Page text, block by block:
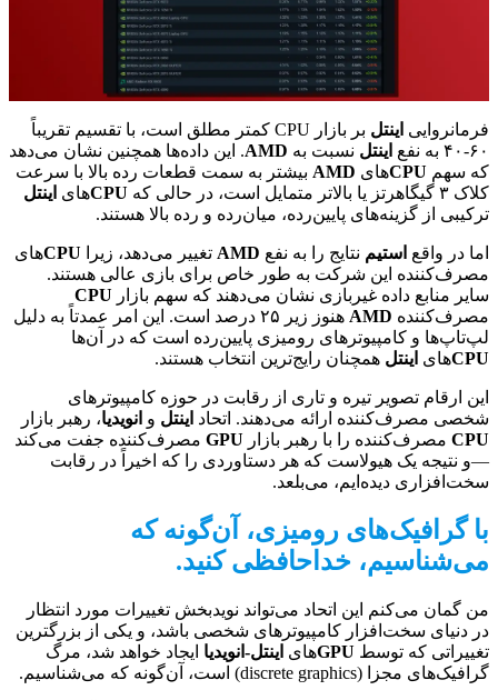
فرمانروایی اینتل
بر بازار CPU کمتر مطلق است، با تقسیم تقریباً
۶۰-۴۰ به نفع
اینتل نسبت به AMD. این داده‌ها همچنین نشان می‌دهد
که سهم CPUهای AMD بیشتر به سمت قطعات رده بالا با سرعت
کلاک ۳ گیگاهرتز یا بالاتر متمایل است، در حالی که
CPUهای اینتل
ترکیبی از گزینه‌های پایین‌رده، میان‌رده و رده بالا هستند.
اما در واقع استیم نتایج را به نفع AMD تغییر می‌دهد، زیرا CPUهای
مصرف‌کننده این شرکت به طور خاص برای بازی عالی هستند.
سایر منابع داده غیربازی نشان می‌دهند که سهم بازار CPU
مصرف‌کننده AMD
هنوز زیر ۲۵ درصد است. این امر عمدتاً به دلیل
لپ‌تاپ‌ها و کامپیوترهای رومیزی پایین‌رده است که در آن‌ها
CPUهای اینتل همچنان رایج‌ترین انتخاب هستند.
این ارقام تصویر تیره و تاری از رقابت در حوزه کامپیوترهای
شخصی مصرف‌کننده ارائه می‌دهند. اتحاد اینتل و انویدیا، رهبر بازار
CPU مصرف‌کننده را با رهبر بازار GPU مصرف‌کننده جفت می‌کند
—و نتیجه یک هیولاست که هر دستاوردی را که اخیراً در رقابت
سخت‌افزاری دیده‌ایم، می‌بلعد.
با گرافیک‌های رومیزی، آن‌گونه که
می‌شناسیم، خداحافظی کنید.
من گمان می‌کنم این اتحاد می‌تواند نویدبخش تغییرات مورد انتظار
در دنیای سخت‌افزار کامپیوترهای شخصی باشد، و یکی از بزرگترین
تغییراتی که توسط GPUهای اینتل-انویدیا ایجاد خواهد شد، مرگ
گرافیک‌های مجزا (discrete graphics) است، آن‌گونه که می‌شناسیم.